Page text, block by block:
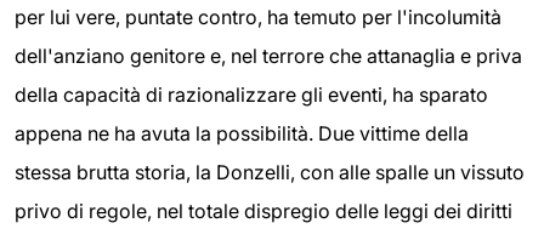
per lui vere, puntate contro, ha temuto per l'incolumità
dell'anziano genitore e, nel terrore che attanaglia e priva
della capacità di razionalizzare gli eventi, ha sparato
appena ne ha avuta la possibilità. Due vittime della
stessa brutta storia, la Donzelli, con alle spalle un vissuto
privo di regole, nel totale dispregio delle leggi dei diritti